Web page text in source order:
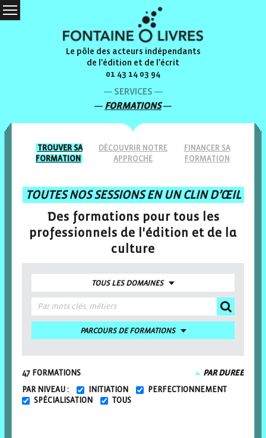
Le pôle des acteurs indépendants
de l'édition et de l'écrit
01 43 14 03 94
SERVICES
FORMATIONS
TROUVER SA
FORMATION
DÉCOUVRIR NOTRE
APPROCHE
FINANCER SA
FORMATION
TOUTES NOS SESSIONS EN UN CLIN D’ŒIL
Des formations pour tous les
professionnels de l'édition et de la
culture
TOUS LES DOMAINES
PARCOURS DE FORMATIONS
47 FORMATIONS
PAR DUREE
PAR NIVEAU :
INITIATION
PERFECTIONNEMENT
SPÉCIALISATION
TOUS